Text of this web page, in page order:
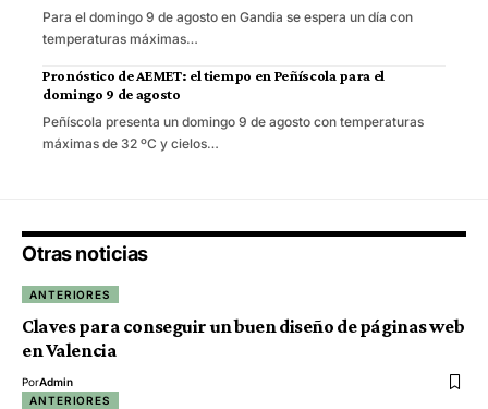
Para el domingo 9 de agosto en Gandia se espera un día con
temperaturas máximas…
Pronóstico de AEMET: el tiempo en Peñíscola para el
domingo 9 de agosto
Peñíscola presenta un domingo 9 de agosto con temperaturas
máximas de 32 ºC y cielos…
Otras noticias
ANTERIORES
Claves para conseguir un buen diseño de páginas web
en Valencia
PorAdmin
ANTERIORES